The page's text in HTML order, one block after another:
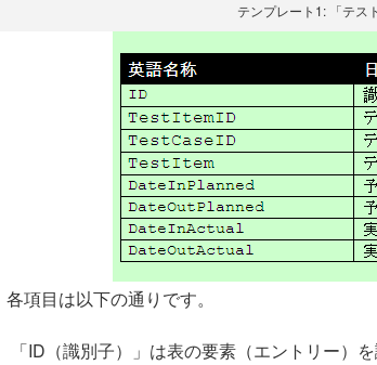
テンプレート1: 「テス
各項目は以下の通りです。
「ID（識別子）」は表の要素（エントリー）